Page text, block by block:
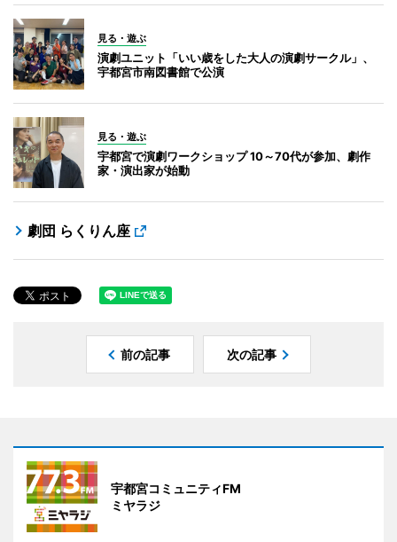
見る・遊ぶ
演劇ユニット「いい歳をした大人の演劇サークル」、
宇都宮市南図書館で公演
見る・遊ぶ
宇都宮で演劇ワークショップ 10～70代が参加、劇作
家・演出家が始動
劇団 らくりん座
前の記事 次の記事
宇都宮コミュニティFM
ミヤラジ